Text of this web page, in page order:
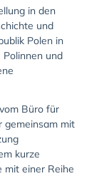
in den
und
Polen in
und
Büro für
gemeinsam mit
kurze
mit einer Reihe